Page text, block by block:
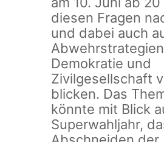
diesen Fragen
und dabei auch
Demokratie und
Zivilgesellschaft
blicken. Das
könnte mit Blick
Superwahljahr,